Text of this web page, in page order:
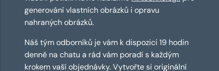
generování vlastních obrázků i opravu
nahraných obrázků.
Náš tým odborníků je vám k dispozici 19 hodin
denně na chatu a rád vám poradí s každým
krokem vaší objednávky. Vytvořte si originální